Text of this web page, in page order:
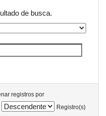
de busca.
registros por
Registro(s)